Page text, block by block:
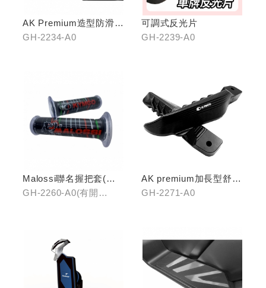
AK Premium造型防滑踏
板(前踏)
GH-2234-A0
可調式反光片
GH-2239-A0
Malossi聯名握把套(有
開口)/(無開口)
GH-2260-A0(有開
AK premium加長型舒適
踏桿
GH-2271-A0